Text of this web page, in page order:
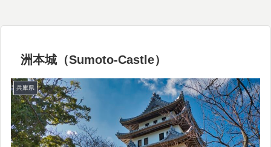
洲本城（Sumoto-Castle）
兵庫県